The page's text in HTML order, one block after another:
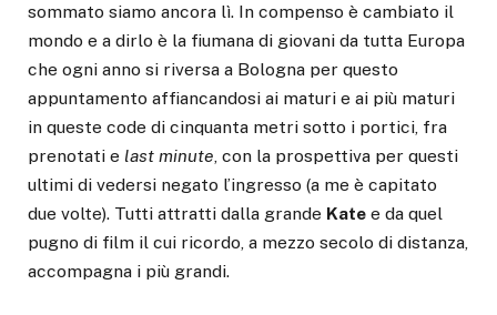
sommato siamo ancora lì. In compenso è cambiato il
mondo e a dirlo è la fiumana di giovani da tutta Europa
che ogni anno si riversa a Bologna per questo
appuntamento affiancandosi ai maturi e ai più maturi
in queste code di cinquanta metri sotto i portici, fra
prenotati e last minute, con la prospettiva per questi
ultimi di vedersi negato l’ingresso (a me è capitato
due volte). Tutti attratti dalla grande Kate e da quel
pugno di film il cui ricordo, a mezzo secolo di distanza,
accompagna i più grandi.